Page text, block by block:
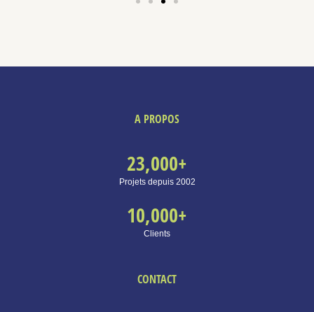
A PROPOS
Projets depuis 2002
23,000+
Clients
10,000+
CONTACT